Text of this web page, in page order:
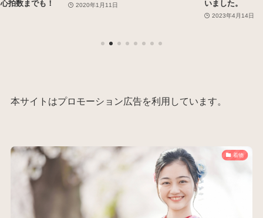
拍数までも！
2020年1月11日
いました。
2023年4月14日
本サイトはプロモーション広告を利用しています。
着物